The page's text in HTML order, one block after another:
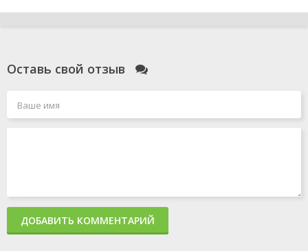
Оставь свой отзыв
ДОБАВИТЬ КОММЕНТАРИЙ